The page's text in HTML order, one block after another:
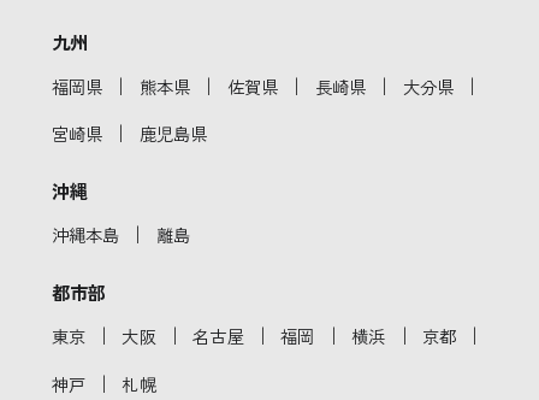
九州
福岡県 ｜ 熊本県 ｜ 佐賀県 ｜ 長崎県 ｜ 大分県 ｜
宮崎県 ｜ 鹿児島県
沖縄
沖縄本島 ｜ 離島
都市部
東京 ｜ 大阪 ｜ 名古屋 ｜ 福岡 ｜ 横浜 ｜ 京都 ｜
神戸 ｜ 札幌